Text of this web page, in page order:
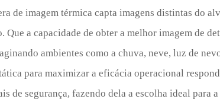
de imagem térmica capta imagens distintas do
Que a capacidade de obter a melhor imagem de
ambientes como a chuva, neve, luz de
para maximizar a eficácia operacional
de segurança, fazendo dela a escolha ideal para